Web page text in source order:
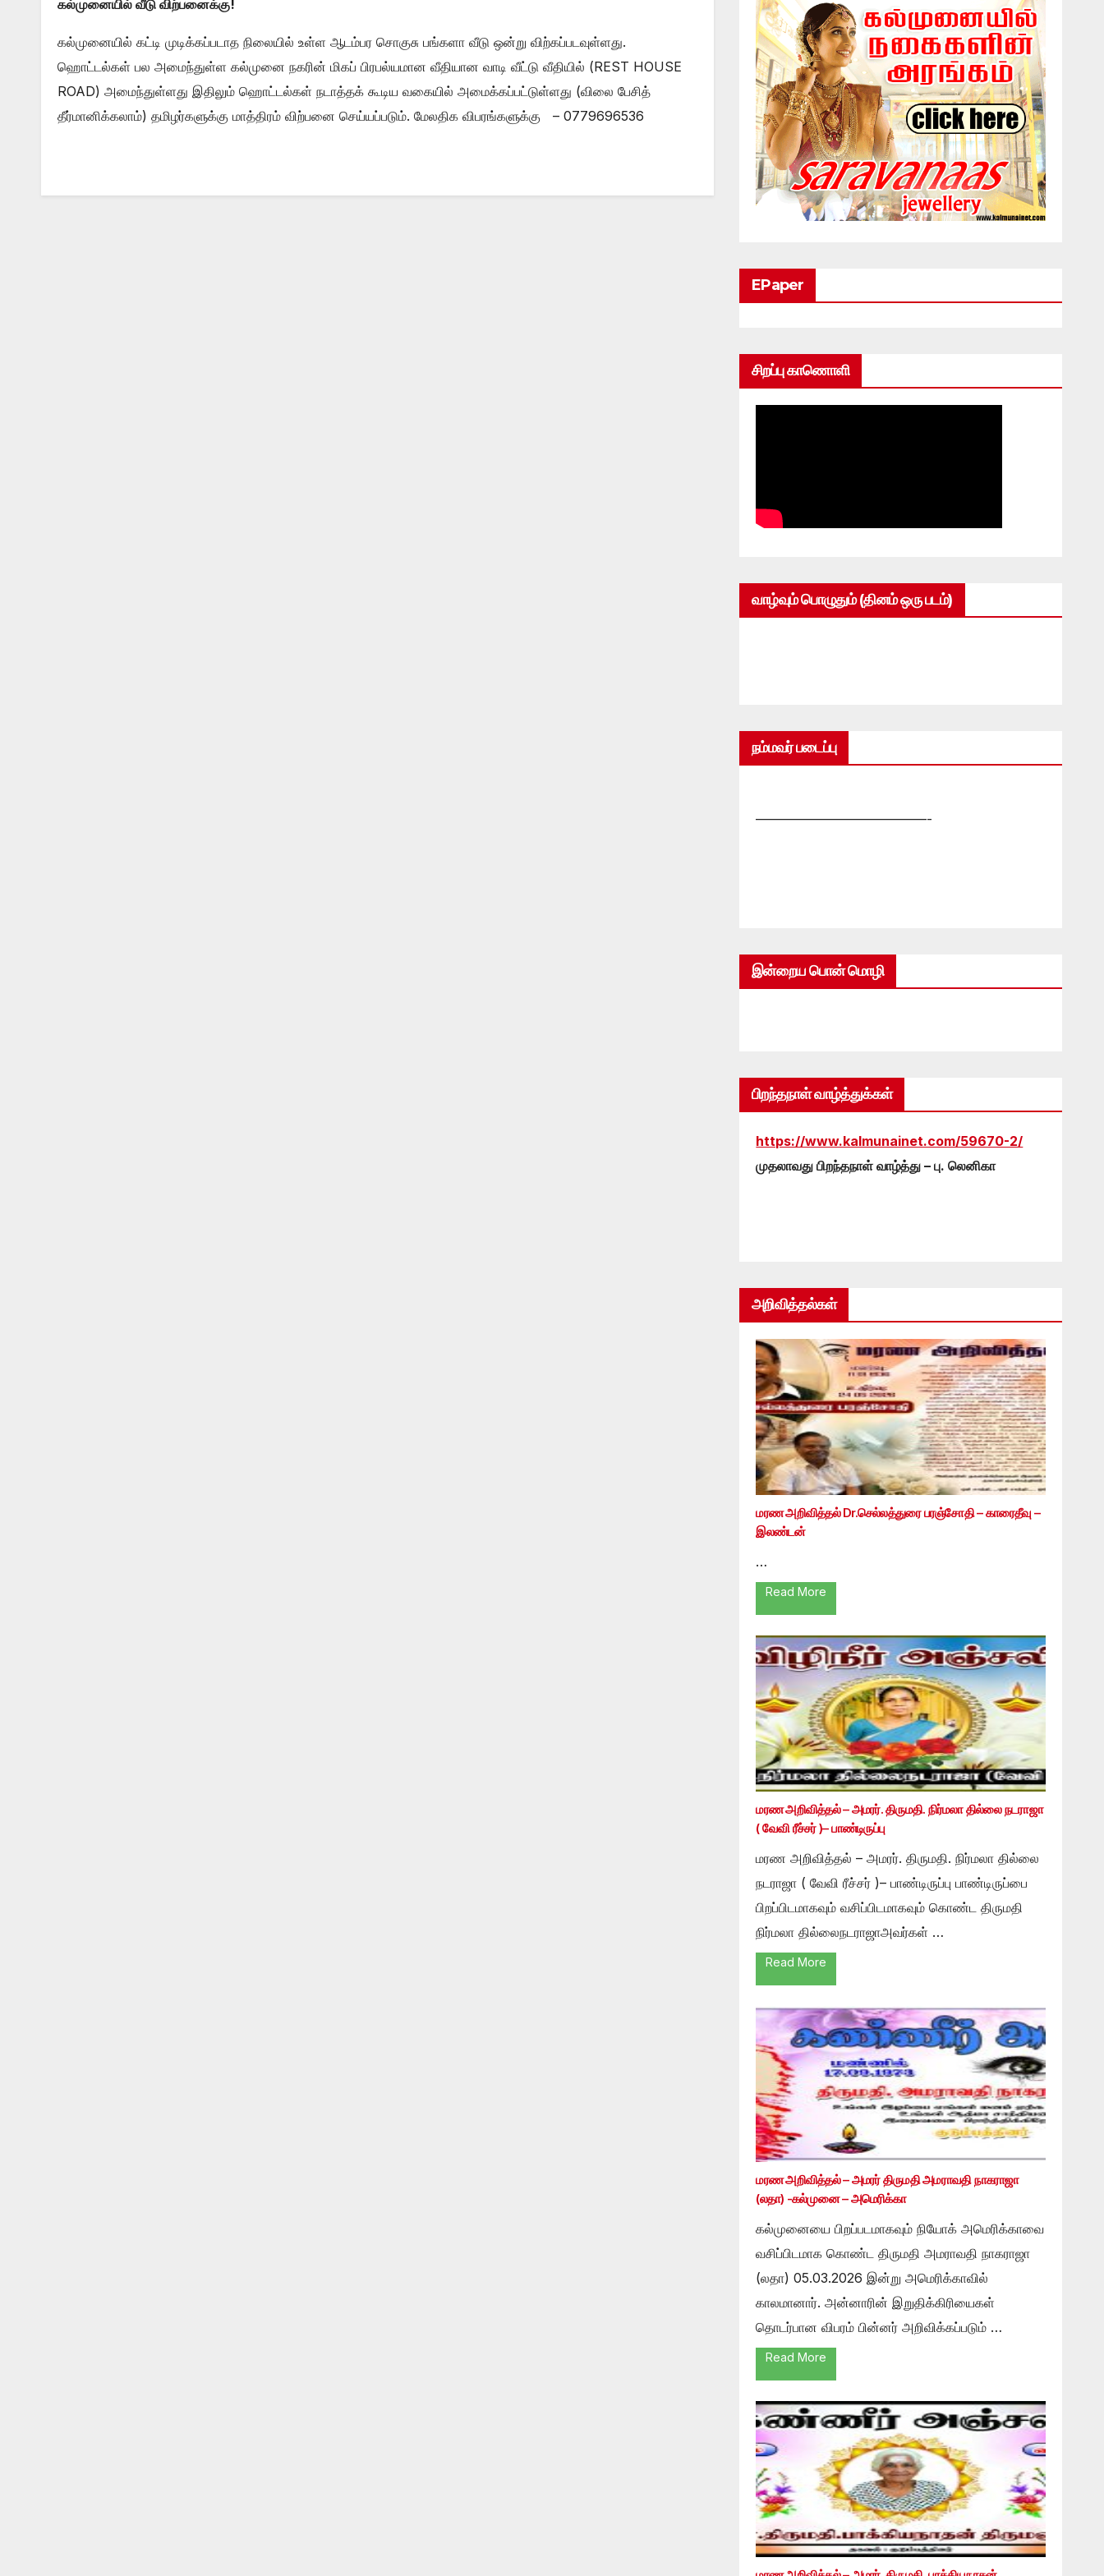
கல்முனையில் வீடு விற்பனைக்கு!
கல்முனையில் கட்டி முடிக்கப்படாத நிலையில் உள்ள ஆடம்பர சொகுசு பங்களா வீடு ஒன்று விற்கப்படவுள்ளது.
ஹொட்டல்கள் பல அமைந்துள்ள கல்முனை நகரின் மிகப் பிரபல்யமான வீதியான வாடி வீட்டு வீதியில் (REST HOUSE
ROAD) அமைந்துள்ளது இதிலும் ஹொட்டல்கள் நடாத்தக் கூடிய வகையில் அமைக்கப்பட்டுள்ளது (விலை பேசித்
தீர்மானிக்கலாம்) தமிழர்களுக்கு மாத்திரம் விற்பனை செய்யப்படும். மேலதிக விபரங்களுக்கு – 0779696536
EPaper
சிறப்பு காணொளி
வாழ்வும் பொழுதும் (தினம் ஒரு படம்)
நம்மவர் படைப்பு
—————————————-
இன்றைய பொன் மொழி
பிறந்தநாள் வாழ்த்துக்கள்
https://www.kalmunainet.com/59670-2/
முதலாவது பிறந்தநாள் வாழ்த்து – பு. லெனிகா
அறிவித்தல்கள்
மரண அறிவித்தல் Dr.செல்லத்துரை பரஞ்சோதி – காரைதீவு –
இலண்டன்
…
Read More
மரண அறிவித்தல் – அமரர். திருமதி. நிர்மலா தில்லை நடராஜா
( வேவி ரீச்சர் )– பாண்டிருப்பு
மரண அறிவித்தல் – அமரர். திருமதி. நிர்மலா தில்லை
நடராஜா ( வேவி ரீச்சர் )– பாண்டிருப்பு பாண்டிருப்பை
பிறப்பிடமாகவும் வசிப்பிடமாகவும் கொண்ட திருமதி
நிர்மலா தில்லைநடராஜாஅவர்கள் …
Read More
மரண அறிவித்தல் – அமரர் திருமதி அமராவதி நாகராஜா
(லதா) -கல்முனை – அமெரிக்கா
கல்முனையை பிறப்படமாகவும் நியோக் அமெரிக்காவை
வசிப்பிடமாக கொண்ட திருமதி அமராவதி நாகராஜா
(லதா) 05.03.2026 இன்று அமெரிக்காவில்
காலமானார். அன்னாரின் இறுதிக்கிரியைகள்
தொடர்பான விபரம் பின்னர் அறிவிக்கப்படும் …
Read More